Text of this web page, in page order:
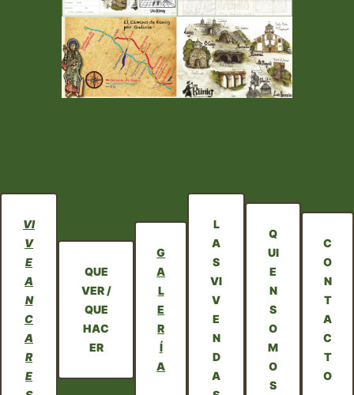
VI
V
E
A
N
C
A
R
E
QUE
VER /
QUE
HAC
ER
G
A
L
E
R
Í
A
L
A
S
VI
V
E
N
D
A
Q
UI
E
N
S
O
M
O
S
C
O
N
T
A
C
T
O